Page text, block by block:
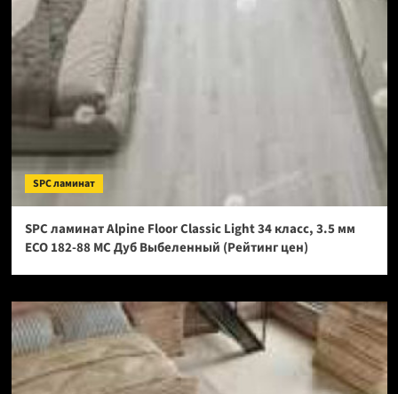
SPC ламинат
SPC ламинат Alpine Floor Classic Light 34 класс, 3.5 мм
ECO 182-88 МС Дуб Выбеленный (Рейтинг цен)